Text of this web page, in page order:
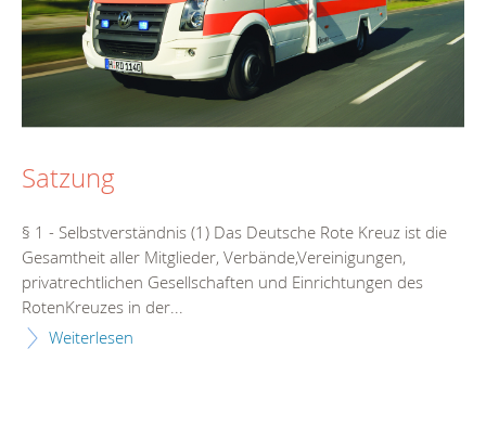
Satzung
§ 1 - Selbstverständnis (1) Das Deutsche Rote Kreuz ist die
Gesamtheit aller Mitglieder, Verbände,Vereinigungen,
privatrechtlichen Gesellschaften und Einrichtungen des
RotenKreuzes in der...
Weiterlesen